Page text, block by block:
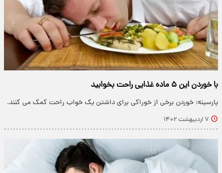
با خوردن این ۵ ماده غذایی راحت بخوابید
پارسینه: خوردن برخی از خوراکی برای داشتن یک خواب راحت کمک می کنند.
۷ اردیبهشت ۱۴۰۲